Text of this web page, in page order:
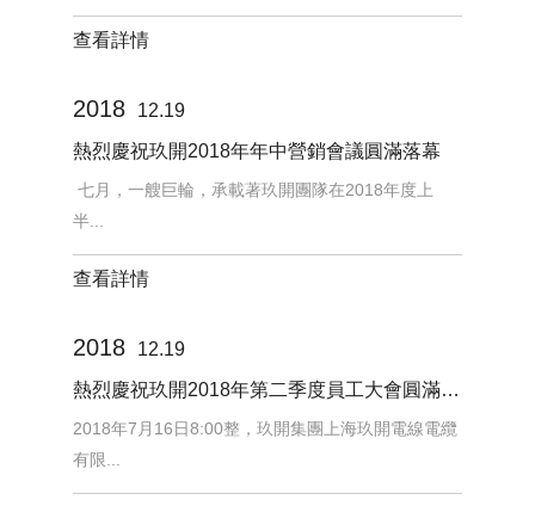
查看詳情
2018
12.19
熱烈慶祝玖開2018年年中營銷會議圓滿落幕
七月，一艘巨輪，承載著玖開團隊在2018年度上
半...
查看詳情
2018
12.19
熱烈慶祝玖開2018年第二季度員工大會圓滿舉行
2018年7月16日8:00整，玖開集團上海玖開電線電纜
有限...